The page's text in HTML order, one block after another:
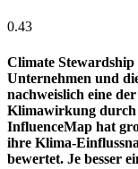
0.43
Climate Stewardship
Unternehmen und
nachweislich eine
Klimawirkung durch
InfluenceMap hat
ihre Klima-
bewertet. Je besser